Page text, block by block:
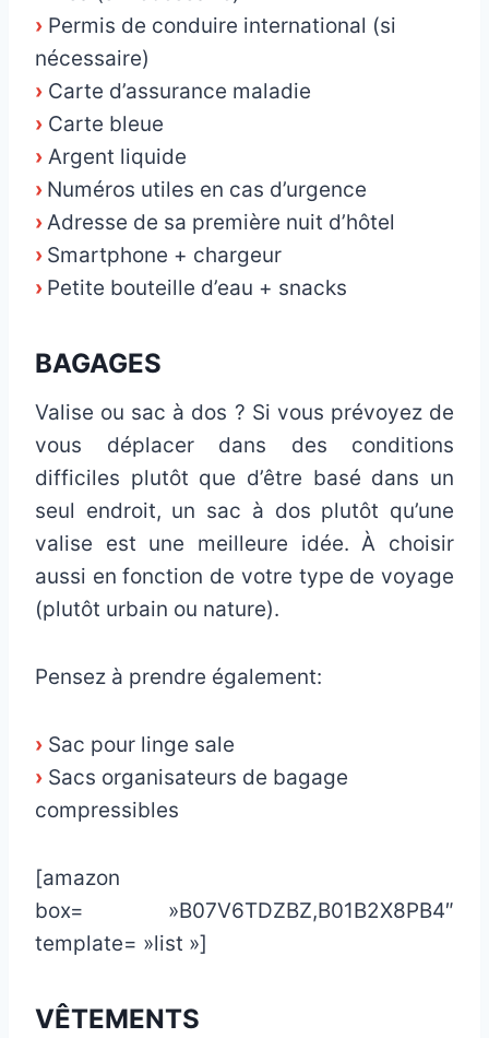
› Permis de conduire international (si
nécessaire)
› Carte d’assurance maladie
› Carte bleue
› Argent liquide
› Numéros utiles en cas d’urgence
›Adresse de sa première nuit d’hôtel
› Smartphone + chargeur
› Petite bouteille d’eau + snacks
BAGAGES
Valise ou sac à dos ? Si vous prévoyez de
vous déplacer dans des conditions
difficiles plutôt que d’être basé dans un
seul endroit, un sac à dos plutôt qu’une
valise est une meilleure idée. À choisir
aussi en fonction de votre type de voyage
(plutôt urbain ou nature).
Pensez à prendre également:
› Sac pour linge sale
› Sacs organisateurs de bagage
compressibles
[amazon
box= »B07V6TDZBZ,B01B2X8PB4″
template= »list »]
VÊTEMENTS